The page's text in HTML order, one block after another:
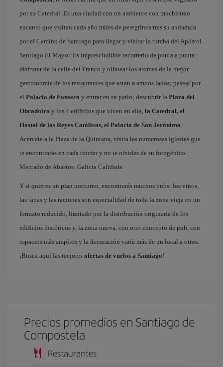
por su Catedral. Es una ciudad con un ambiente con muchísimo
encanto que visitan cada año miles de peregrinos tras su andadura
por el Camino de Santiago para llegar y visitar la tumba del Apóstol
Santiago El Mayor. Es imprescindible recorrerlo de punta a punta:
disfrutar de la calle del Franco y olfatear los aromas de la mejor
gastronomía de los restaurantes que están a ambos lados; pasear por
el Palacio de Fonseca y entrar en su patio; descubrir la Plaza del
Obradoiro y los 4 edificios que viven en ella, la Catedral, el
Hostal de los Reyes Católicos, el Palacio de San Jerónimo.
Acércate a la Plaza de la Quintana, visita las numerosas iglesias que
te encontrarás en cada rincón y no te olvides de su fotogénico
Mercado de Abastos: Galicia Calidade.
Y si quieres un plan nocturno, encontrarás muchos pubs: los vinos,
las tapas y las raciones son especialidad de toda la zona vieja en un
formato reducido, limitado por la distribución originaria de los
edificios históricos y, la zona nueva, con otro concepto de pub, con
espacios más amplios y la decoración varía más de un local a otros.
¡Busca aquí las mejores ofertas de vuelos a Santiago!
Precios promedios en Santiago de
Compostela
Restaurantes